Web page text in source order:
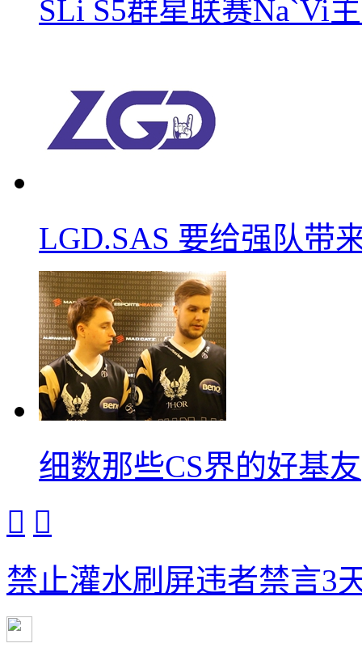
SLi S5群星联赛Na`Vi
LGD.SAS 要给强队带
细数那些CS界的好基友
 
禁止灌水刷屏违者禁言3